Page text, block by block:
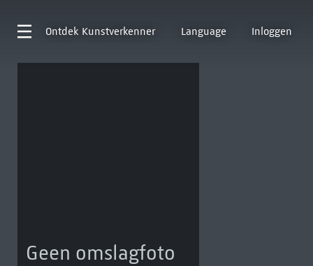
Ontdek Kunstverkenner Language Inloggen
Geen omslagfoto